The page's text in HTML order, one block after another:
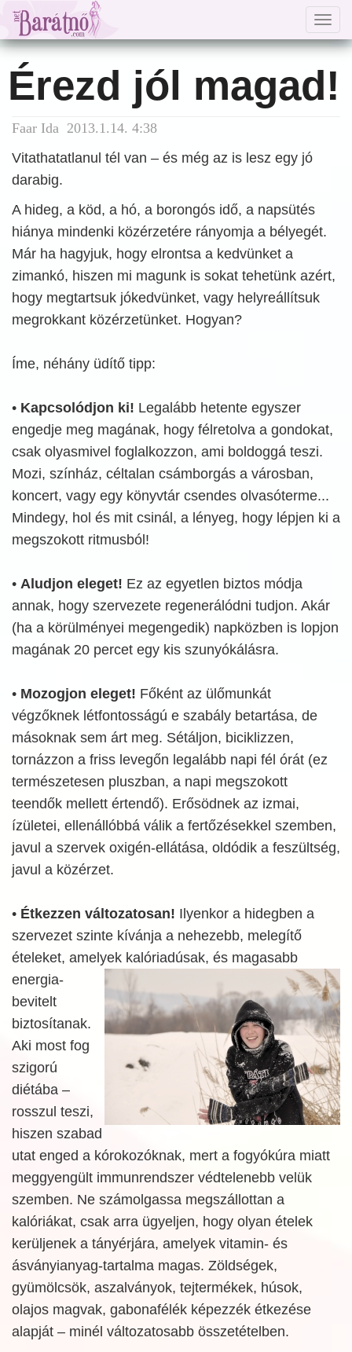
Érezd jól magad!
Faar Ida 2013.1.14. 4:38
Vitathatatlanul tél van – és még az is lesz egy jó
darabig.
A hideg, a köd, a hó, a borongós idő, a napsütés
hiánya mindenki közérzetére rányomja a bélyegét.
Már ha hagyjuk, hogy elrontsa a kedvünket a
zimankó, hiszen mi magunk is sokat tehetünk azért,
hogy megtartsuk jókedvünket, vagy helyreállítsuk
megrokkant közérzetünket. Hogyan?
Íme, néhány üdítő tipp:
• Kapcsolódjon ki! Legalább hetente egyszer
engedje meg magának, hogy félretolva a gondokat,
csak olyasmivel foglalkozzon, ami boldoggá teszi.
Mozi, színház, céltalan csámborgás a városban,
koncert, vagy egy könyvtár csendes olvasóterme...
Mindegy, hol és mit csinál, a lényeg, hogy lépjen ki a
megszokott ritmusból!
• Aludjon eleget! Ez az egyetlen biztos módja
annak, hogy szervezete regenerálódni tudjon. Akár
(ha a körülményei megengedik) napközben is lopjon
magának 20 percet egy kis szunyókálásra.
• Mozogjon eleget! Főként az ülőmunkát
végzőknek létfontosságú e szabály betartása, de
másoknak sem árt meg. Sétáljon, biciklizzen,
tornázzon a friss levegőn legalább napi fél órát (ez
természetesen pluszban, a napi megszokott
teendők mellett értendő). Erősödnek az izmai,
ízületei, ellenállóbbá válik a fertőzésekkel szemben,
javul a szervek oxigén-ellátása, oldódik a feszültség,
javul a közérzet.
• Étkezzen változatosan! Ilyenkor a hidegben a
szervezet szinte kívánja a nehezebb, melegítő
ételeket, amelyek kalóriadúsak, és magasabb
energia-
bevitelt
biztosítanak.
Aki most fog
szigorú
diétába –
rosszul teszi,
hiszen szabad
utat enged a kórokozóknak, mert a fogyókúra miatt
meggyengült immunrendszer védtelenebb velük
szemben. Ne számolgassa megszállottan a
kalóriákat, csak arra ügyeljen, hogy olyan ételek
kerüljenek a tányérjára, amelyek vitamin- és
ásványianyag-tartalma magas. Zöldségek,
gyümölcsök, aszalványok, tejtermékek, húsok,
olajos magvak, gabonafélék képezzék étkezése
alapját – minél változatosabb összetételben.